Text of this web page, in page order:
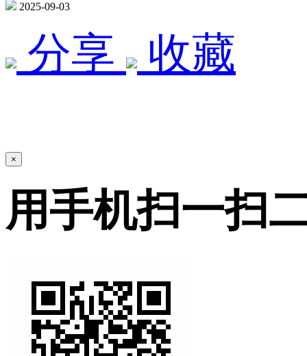
2025-09-03
分享 收藏
×
用手机扫一扫